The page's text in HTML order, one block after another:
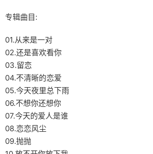
专辑曲目:
01.从来是一对
02.还是喜欢看你
03.留恋
04.不清晰的恋爱
05.今天夜里总下雨
06.不想你还想你
07.今天的爱人是谁
08.恋恋风尘
09.抛抛